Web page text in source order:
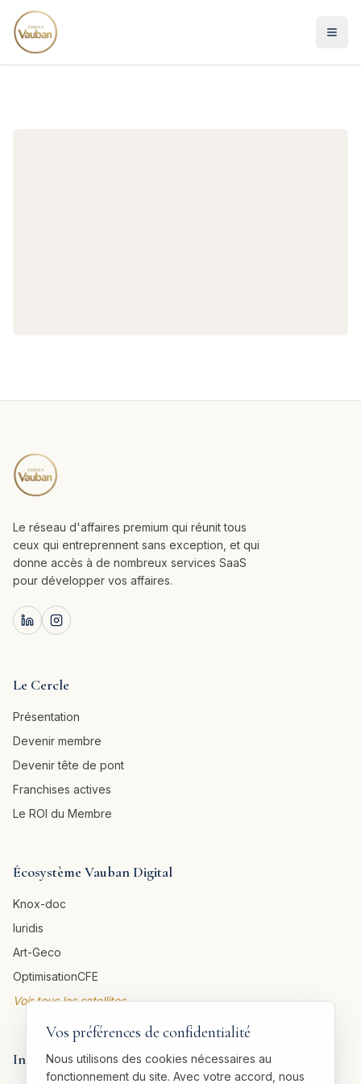
Le réseau d'affaires premium qui réunit tous
ceux qui entreprennent sans exception, et qui
donne accès à de nombreux services SaaS
pour développer vos affaires.
Le Cercle
Présentation
Devenir membre
Devenir tête de pont
Franchises actives
Le ROI du Membre
Écosystème Vauban Digital
Knox-doc
Iuridis
Art-Geco
OptimisationCFE
Voir tous les satellites →
Informations légales
Vos préférences de confidentialité
Nous utilisons des cookies nécessaires au
fonctionnement du site. Avec votre accord, nous